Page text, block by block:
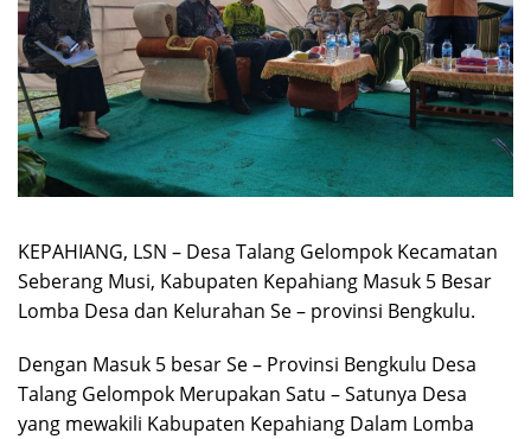
KEPAHIANG, LSN – Desa Talang Gelompok Kecamatan
Seberang Musi, Kabupaten Kepahiang Masuk 5 Besar
Lomba Desa dan Kelurahan Se – provinsi Bengkulu.
Dengan Masuk 5 besar Se – Provinsi Bengkulu Desa
Talang Gelompok Merupakan Satu – Satunya Desa
yang mewakili Kabupaten Kepahiang Dalam Lomba